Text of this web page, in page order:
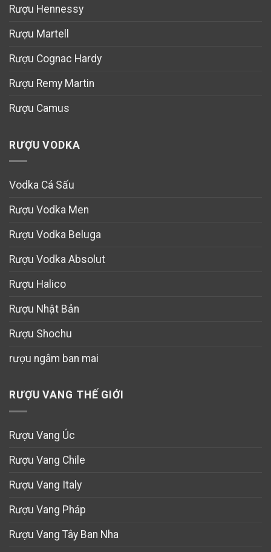
Rượu Hennessy
Rượu Martell
Rượu Cognac Hardy
Rượu Remy Martin
Rượu Camus
RƯỢU VODKA
Vodka Cá Sấu
Rượu Vodka Men
Rượu Vodka Beluga
Rượu Vodka Absolut
Rượu Halico
Rượu Nhật Bản
Rượu Shochu
rượu ngâm ban mai
RƯỢU VANG THẾ GIỚI
Rượu Vang Úc
Rượu Vang Chile
Rượu Vang Italy
Rượu Vang Pháp
Rượu Vang Tây Ban Nha